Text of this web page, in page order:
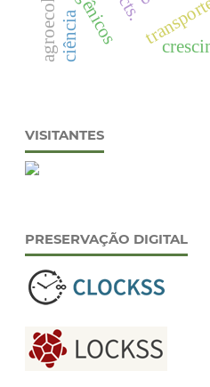
cts.
ciência
VISITANTES
PRESERVAÇÃO DIGITAL